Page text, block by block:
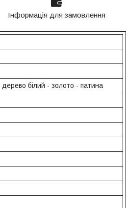
Інформація для замовлення
білий - золото - патина